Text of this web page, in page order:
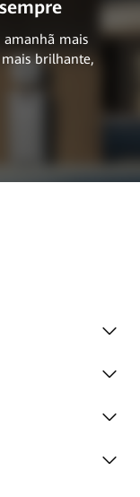
mais
brilhante,